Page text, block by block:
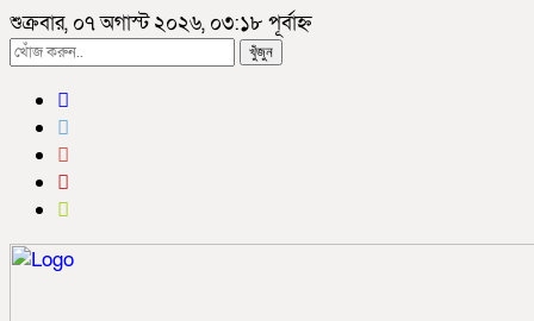
শুক্রবার, ০৭ অগাস্ট ২০২৬, ০৩:১৮ পূর্বাহ্ন
খুঁজুন